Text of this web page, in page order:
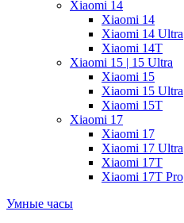
Xiaomi 14
Xiaomi 14
Xiaomi 14 Ultra
Xiaomi 14T
Xiaomi 15 | 15 Ultra
Xiaomi 15
Xiaomi 15 Ultra
Xiaomi 15T
Xiaomi 17
Xiaomi 17
Xiaomi 17 Ultra
Xiaomi 17T
Xiaomi 17T Pro
Умные часы